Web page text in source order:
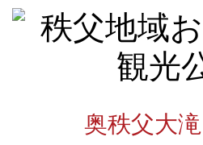
奥秩父大